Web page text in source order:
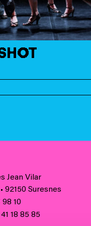
Jean Vilar
92150 Suresnes
98 10
41 18 85 85